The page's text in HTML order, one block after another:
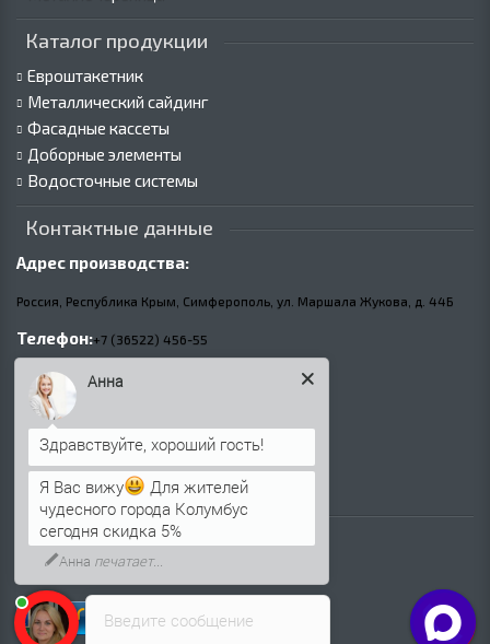
Каталог продукции
Евроштакетник
Металлический сайдинг
Фасадные кассеты
Доборные элементы
Водосточные системы
Контактные данные
Адрес производства:
Россия, Республика Крым, Симферополь, ул. Маршала Жукова, д. 44Б
Телефон:+7 (36522) 456-55
+7(861)205-80-75
E-mail:
info@profnastilsimferopol.ru
Введите сообщение
Анна
Я Вас вижу
Для жителей
чудесного города Колумбус
сегодня скидка 5%
Анна печатает...